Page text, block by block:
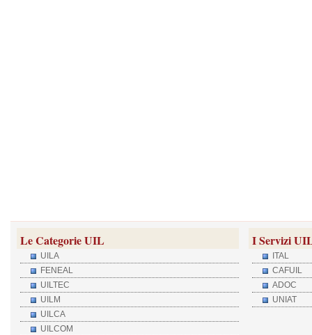
Le Categorie UIL
UILA
FENEAL
UILTEC
UILM
UILCA
UILCOM
I Servizi
ITAL
CAFUIL
ADOC
UNIAT